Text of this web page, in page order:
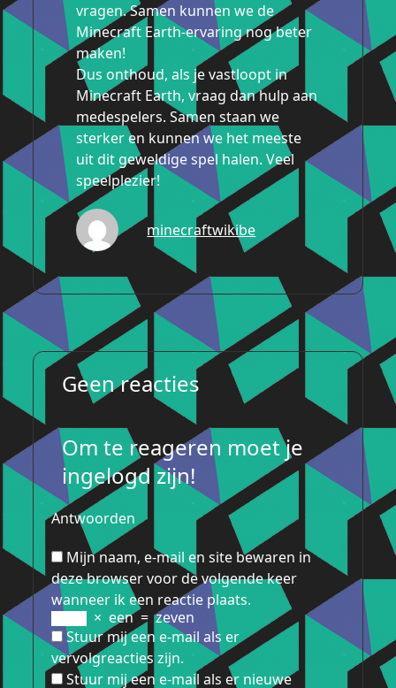
vragen. Samen kunnen we de
Minecraft Earth-ervaring nog beter
maken!
Dus onthoud, als je vastloopt in
Minecraft Earth, vraag dan hulp aan
medespelers. Samen staan we
sterker en kunnen we het meeste
uit dit geweldige spel halen. Veel
speelplezier!
minecraftwikibe
Geen reacties
Om te reageren moet je
ingelogd zijn!
Antwoorden
Mijn naam, e-mail en site bewaren in
deze browser voor de volgende keer
wanneer ik een reactie plaats.
× een= zeven
Stuur mij een e-mail als er
vervolgreacties zijn.
Stuur mij een e-mail als er nieuwe